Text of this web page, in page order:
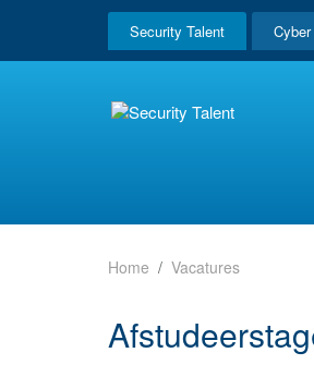
Security Talent
Home Vacatures